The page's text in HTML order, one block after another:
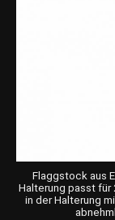
Flaggstock aus
Halterung passt für
in der Halterung